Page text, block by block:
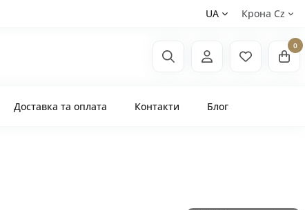
UA Крона Сz
0
Доставка та оплата Контакти Блог